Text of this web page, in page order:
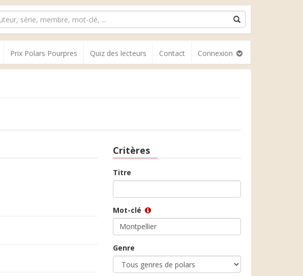
Prix Polars Pourpres Quiz des lecteurs Contact Connexion
Critères
Titre
Mot-clé
Genre